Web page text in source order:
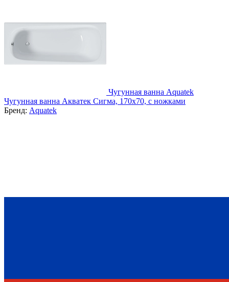
Чугунная ванна Aquatek
Чугунная ванна Акватек Сигма, 170x70, с ножками
Бренд: Aquatek